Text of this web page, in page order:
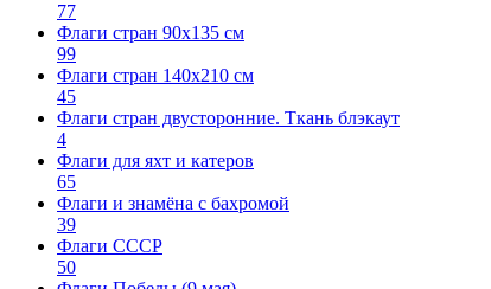
77
Флаги стран 90х135 см
99
Флаги стран 140х210 см
45
Флаги стран двусторонние. Ткань блэкаут
4
Флаги для яхт и катеров
65
Флаги и знамёна с бахромой
39
Флаги СССР
50